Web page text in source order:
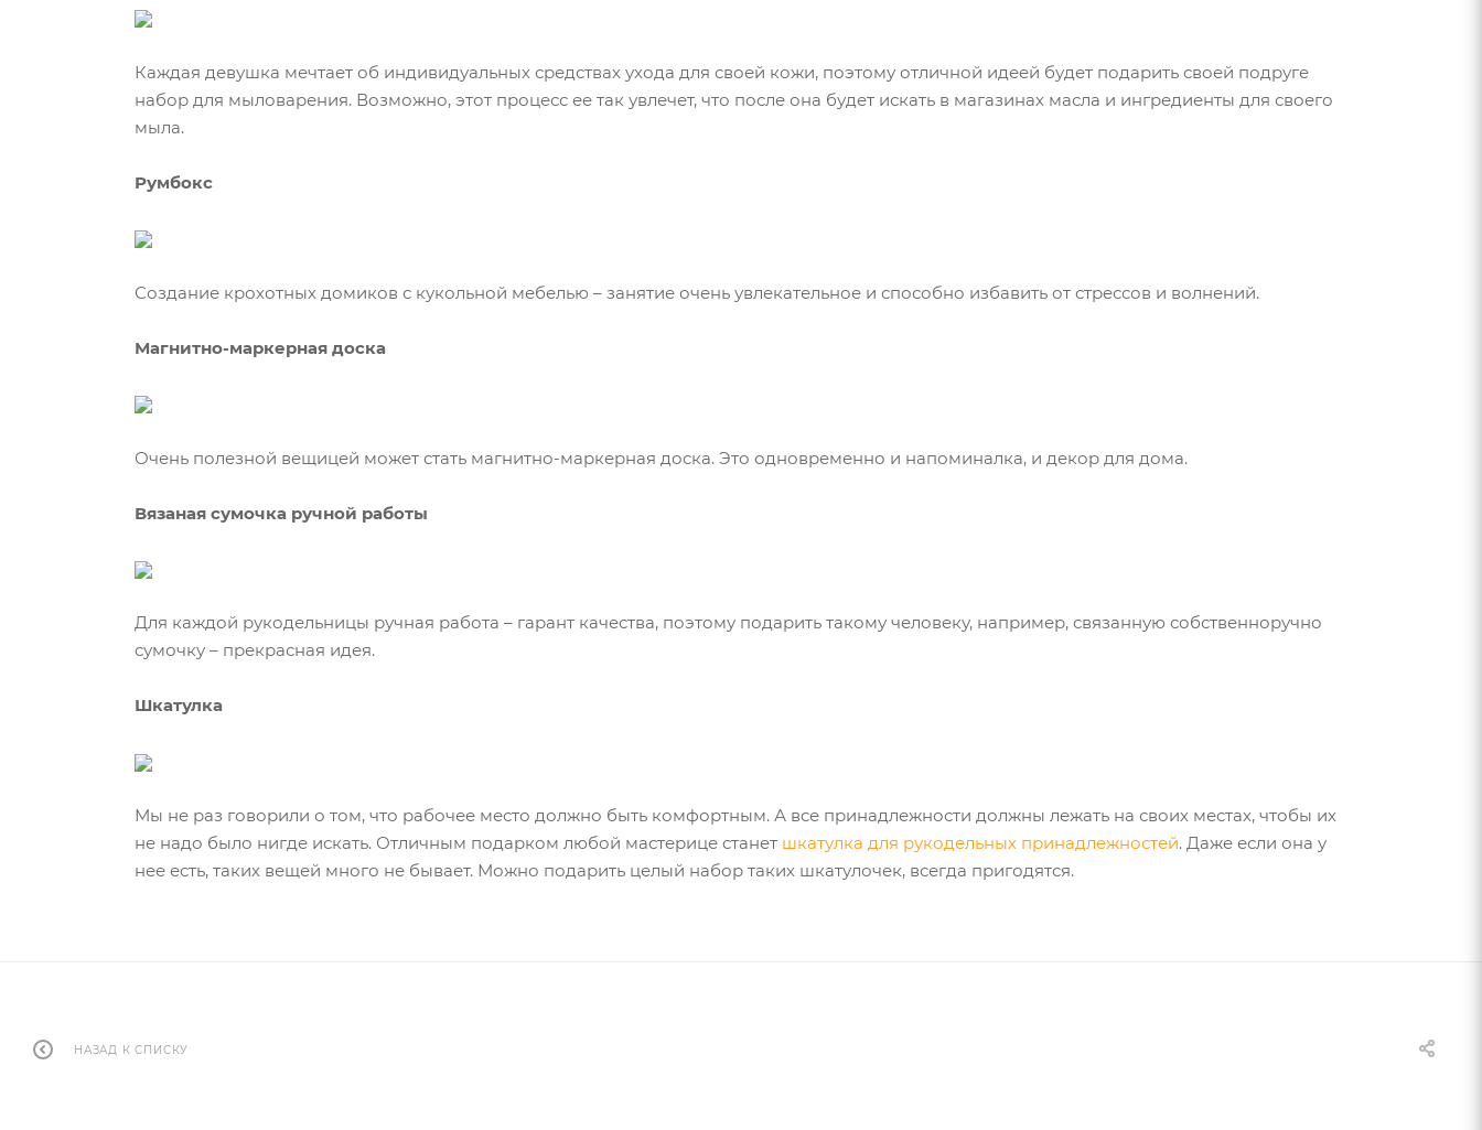
Каждая девушка мечтает об индивидуальных средствах ухода для своей кожи, поэтому отличной идеей будет подарить своей подруге
набор для мыловарения. Возможно, этот процесс ее так увлечет, что после она будет искать в магазинах масла и ингредиенты для своего
мыла.
Румбокс
Создание крохотных домиков с кукольной мебелью – занятие очень увлекательное и способно избавить от стрессов и волнений.
Магнитно-маркерная доска
Очень полезной вещицей может стать магнитно-маркерная доска. Это одновременно и напоминалка, и декор для дома.
Вязаная сумочка ручной работы
Для каждой рукодельницы ручная работа – гарант качества, поэтому подарить такому человеку, например, связанную собственноручно
сумочку – прекрасная идея.
Шкатулка
Мы не раз говорили о том, что рабочее место должно быть комфортным. А все принадлежности должны лежать на своих местах, чтобы их
не надо было нигде искать. Отличным подарком любой мастерице станет шкатулка для рукодельных принадлежностей. Даже если она у
нее есть, таких вещей много не бывает. Можно подарить целый набор таких шкатулочек, всегда пригодятся.
НАЗАД К СПИСКУ